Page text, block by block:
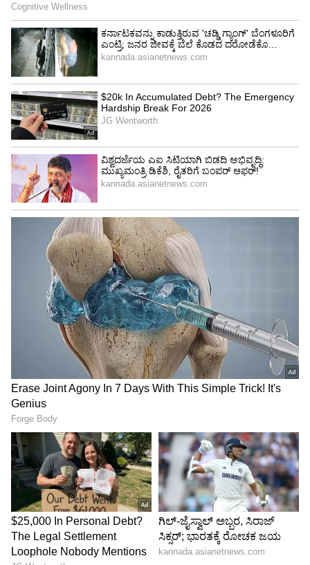
ಹಗಲಿನಲ್ಲಿ ಸೊಳ್ಳೆ ಕಡಿತದಿಂದ ಝಿಕಾ ವೈರಸ್ ಬರುತ್ತೆ.
ಹೀಗಾಗಿ ಮಾನವಿ ವಿಧಾನಸಭಾ ಕ್ಷೇತ್ರದ ತುಂಬಾ ಬರುವ
ಎಲ್ಲಾ ಗ್ರಾಮದಲ್ಲಿ ಸ್ವಚ್ಚತೆಗೆ ಹೆಚ್ಚು ಒತ್ತು‌ ನೀಡಬೇಕು.
ಗ್ರಾಮಗಳಲ್ಲಿ ‌ಇನ್ನು ಮುಂದೆ ನಿತ್ಯವೂ ಚರಂಡಿ,ಕೊಳಚೆ ಮತ್ತು
ಕಸ ಗುಡಿಸಲು ಕಾರ್ಯ ನಡೆಯಬೇಕು. ಕೊಳಚೆ ಹೆಚ್ಚಾಗಿರುವ
ಗ್ರಾಮದಲ್ಲಿ ಪಾಗಿಂಗ್,ಬೀಚಿಂಗ್ ಪೌಡರ್ ಹಾಕಬೇಕು. ಈ
ದಿನಗಳಲ್ಲಿ ವೈರಸ್ ಗಳ ಬೆಳವಣಿಗೆ ಹೆಚ್ಚಾಗಿರುವುದರಿಂದ
ಎಲ್ಲರೂ ಎಚ್ಚರಿಕೆಯಿಂದ ಕೆಲಸ ಮಾಡಲು ಅಧಿಕಾರಿಗಳಿಗೆ
ತಿಳಿಸಿದರು.
Zika Virus: ಕರ್ನಾಟಕದಲ್ಲಿ ಝೀಕಾ ವೈರಸ್ ಪತ್ತೆ:
ಲಕ್ಷಣಗಳು ಏನು ಗೊತ್ತಾ?
ಇನ್ನೂ ಈ ವೇಳೆ ಮಾನ್ವಿ ತಹಸೀಲ್ದಾರ್ ಅಬ್ದುಲ್
ವಾಹೀದ್,ತಾ. ಪಂ. ಇಒ ಸೈಯದ್ ಪಟೇಲ್, ತಾಲೂಕ
ಆರೋಗ್ಯ ಅಧಿಕಾರಿ ಚಂದ್ರಶೇಖರ್ ಸ್ವಾಮಿ ಹಿರೇಮಠ,